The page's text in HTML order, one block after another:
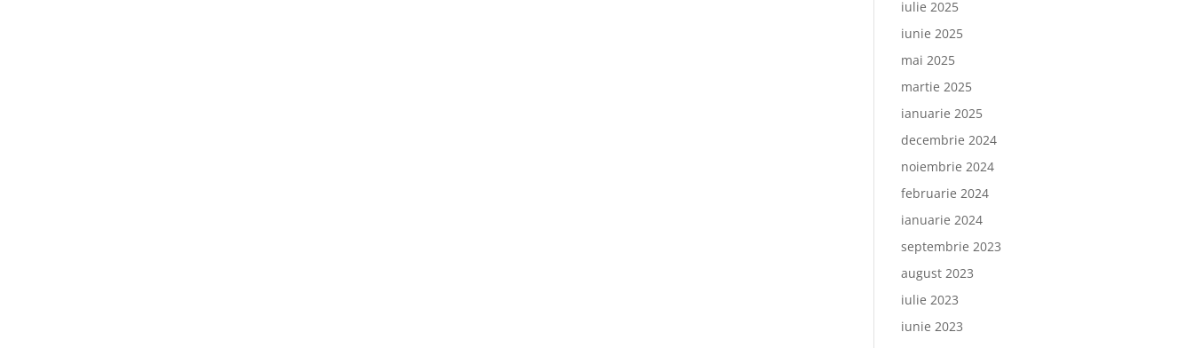
iulie 2025
iunie 2025
mai 2025
martie 2025
ianuarie 2025
decembrie 2024
noiembrie 2024
februarie 2024
ianuarie 2024
septembrie 2023
august 2023
iulie 2023
iunie 2023